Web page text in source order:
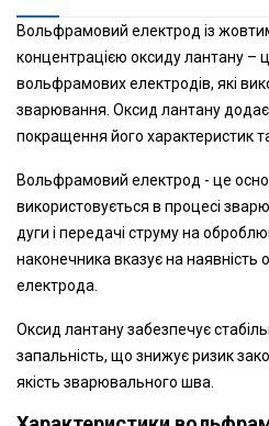
Вольфрамовий електрод із
концентрацією оксиду лантану –
вольфрамових електродів, які
зварювання. Оксид лантану
покращення його характеристик
Вольфрамовий електрод - це
використовується в процесі
дуги і передачі струму на
наконечника вказує на наявність
електрода.
Оксид лантану забезпечує
запальність, що знижує ризик
якість зварювального шва.